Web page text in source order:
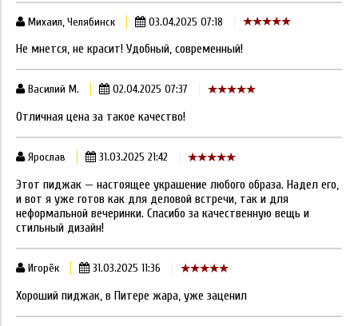
Михаил, Челябинск 03.04.2025 07:18
Не мнется, не красит! Удобный, современный!
Василий М. 02.04.2025 07:37
Отличная цена за такое качество!
Ярослав 31.03.2025 21:42
Этот пиджак — настоящее украшение любого образа. Надел его,
и вот я уже готов как для деловой встречи, так и для
неформальной вечеринки. Спасибо за качественную вещь и
стильный дизайн!
Игорёк 31.03.2025 11:36
Хороший пиджак, в Питере жара, уже заценил